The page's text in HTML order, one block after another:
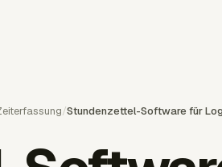
/Stundenzettel-Software für